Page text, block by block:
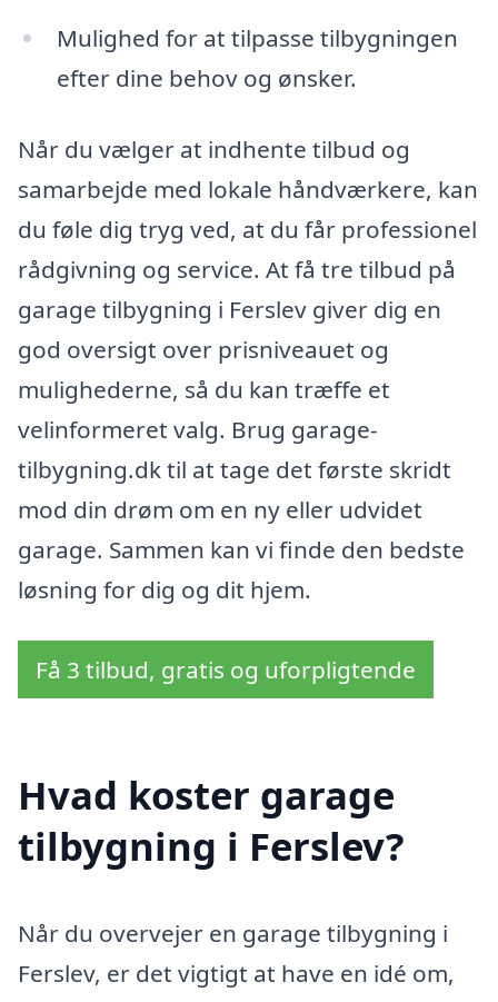
Mulighed for at tilpasse tilbygningen
efter dine behov og ønsker.
Når du vælger at indhente tilbud og
samarbejde med lokale håndværkere, kan
du føle dig tryg ved, at du får professionel
rådgivning og service. At få tre tilbud på
garage tilbygning i Ferslev giver dig en
god oversigt over prisniveauet og
mulighederne, så du kan træffe et
velinformeret valg. Brug garage-
tilbygning.dk til at tage det første skridt
mod din drøm om en ny eller udvidet
garage. Sammen kan vi finde den bedste
løsning for dig og dit hjem.
Få 3 tilbud, gratis og uforpligtende
Hvad koster garage
tilbygning i Ferslev?
Når du overvejer en garage tilbygning i
Ferslev, er det vigtigt at have en idé om,